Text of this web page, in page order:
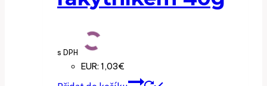
s DPH
EUR: 1,03€